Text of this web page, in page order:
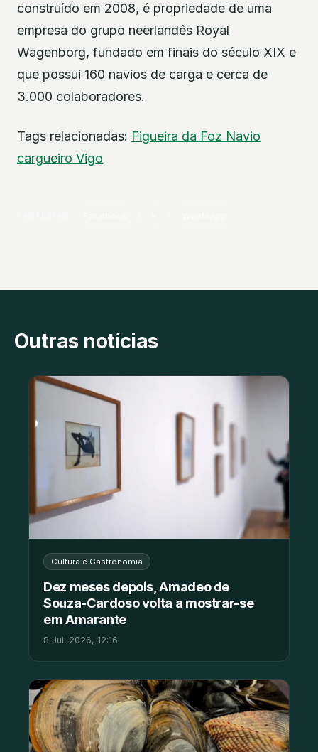
construído em 2008, é propriedade de uma
empresa do grupo neerlandês Royal
Wagenborg, fundado em finais do século XIX e
que possui 160 navios de carga e cerca de
3.000 colaboradores.
Tags relacionadas: Figueira da Foz Navio
cargueiro Vigo
Outras notícias
Cultura e Gastronomia
Dez meses depois, Amadeo de
Souza-Cardoso volta a mostrar-se
em Amarante
8 Jul. 2026, 12:16